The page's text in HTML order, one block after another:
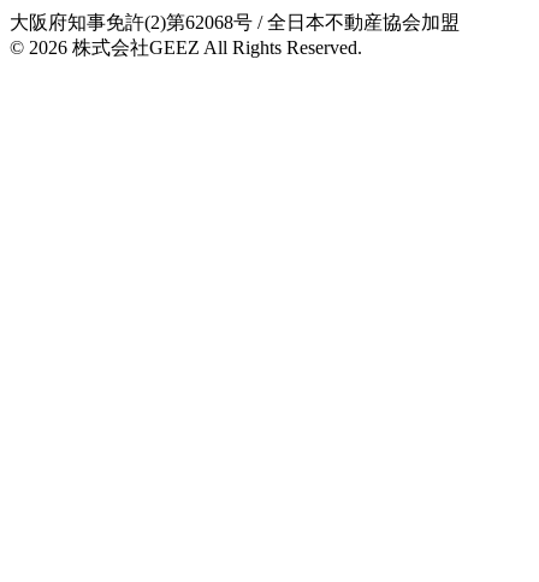
大阪府知事免許(2)第62068号 / 全日本不動産協会加盟
© 2026 株式会社GEEZ All Rights Reserved.